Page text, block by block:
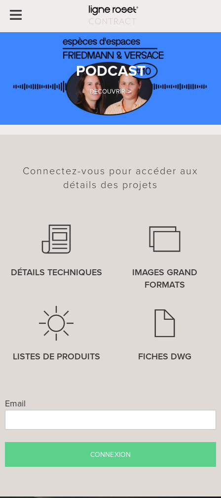
PODCAST
DECOUVRIR
Connectez-vous pour accéder aux
détails des projets
DÉTAILS TECHNIQUES
IMAGES GRAND
FORMATS
LISTES DE PRODUITS FICHES DWG
Email